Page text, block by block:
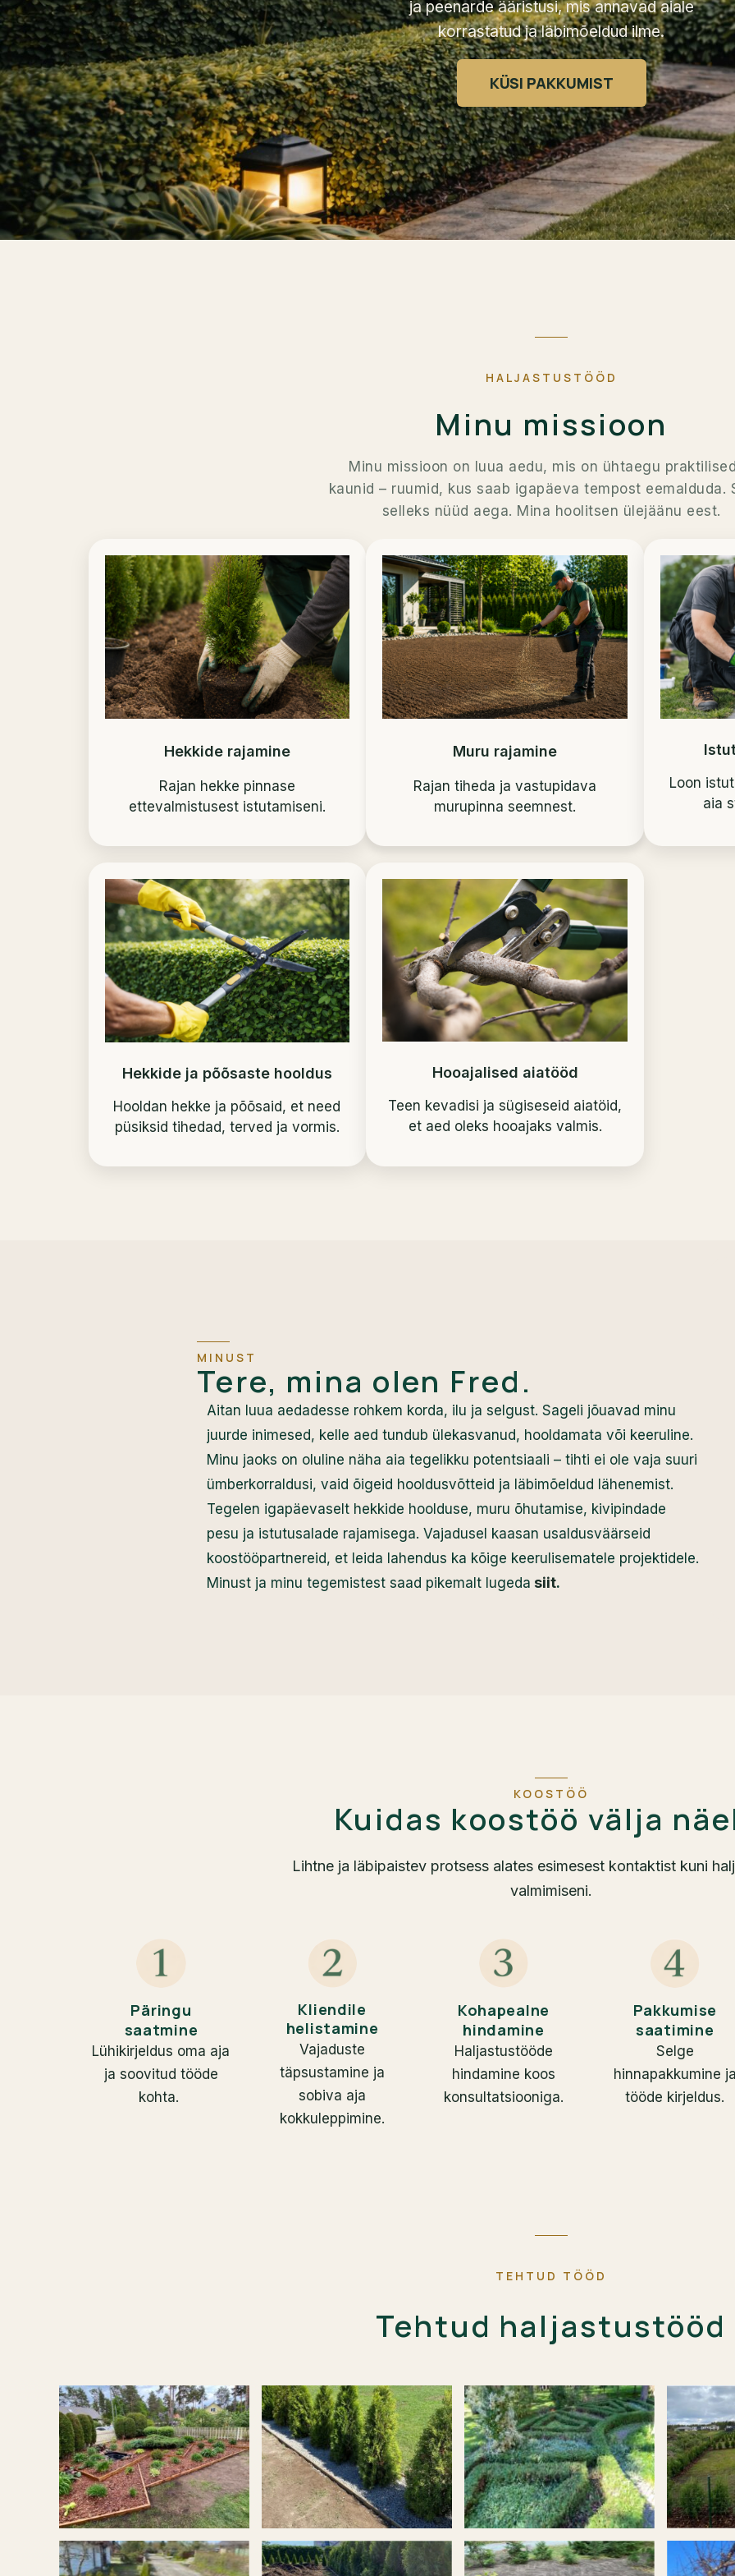
ja peenarde ääristusi, mis annavad aiale
korrastatud ja läbimõeldud ilme.
KÜSI PAKKUMIST
HALJASTUSTÖÖD
Minu missioon
Minu missioon on luua aedu, mis on ühtaegu
kaunid – ruumid, kus saab igapäeva tempost eemalduda.
selleks nüüd aega. Mina hoolitsen ülejäänu eest.
Hekkide rajamine
Rajan hekke pinnase
ettevalmistusest istutamiseni.
Muru rajamine
Rajan tiheda ja vastupidava
murupinna seemnest.
Loon
aia
Hekkide ja põõsaste hooldus
Hooldan hekke ja põõsaid, et need
püsiksid tihedad, terved ja vormis.
Hooajalised aiatööd
Teen kevadisi ja sügiseseid aiatöid,
et aed oleks hooajaks valmis.
MINUST
Tere, mina olen Fred.
Aitan luua aedadesse rohkem korda, ilu ja selgust. Sageli jõuavad minu
juurde inimesed, kelle aed tundub ülekasvanud, hooldamata või keeruline.
Minu jaoks on oluline näha aia tegelikku potentsiaali – tihti ei ole vaja suuri
ümberkorraldusi, vaid õigeid hooldusvõtteid ja läbimõeldud lähenemist.
Tegelen igapäevaselt hekkide hoolduse, muru õhutamise, kivipindade
pesu ja istutusalade rajamisega. Vajadusel kaasan usaldusväärseid
koostööpartnereid, et leida lahendus ka kõige keerulisematele projektidele.
Minust ja minu tegemistest saad pikemalt lugeda siit.
KOOSTÖÖ
Kuidas koostöö välja
Lihtne ja läbipaistev protsess alates esimesest kontaktist kuni
valmimiseni.
Päringu
saatmine
Lühikirjeldus oma aja
ja soovitud tööde
kohta.
Kliendile
helistamine
Vajaduste
täpsustamine ja
sobiva aja
kokkuleppimine.
Kohapealne
hindamine
Haljastustööde
hindamine koos
konsultatsiooniga.
Pakkumise
saatimine
Selge
hinnapakkumine
tööde kirjeldus.
TEHTUD TÖÖD
Tehtud haljastustööd